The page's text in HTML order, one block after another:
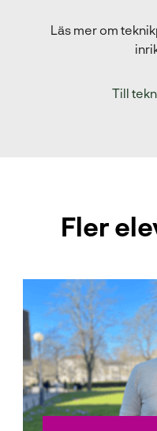
Läs mer om
Till
Fler